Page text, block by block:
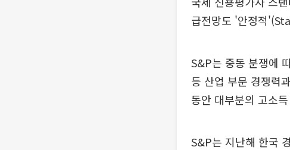
급전망도 '안정적
S&P는 중동 분쟁에
등 산업 부문 경쟁력
동안 대부분의 고소
S&P는 지난해 한국